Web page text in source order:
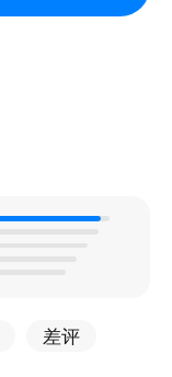
差评